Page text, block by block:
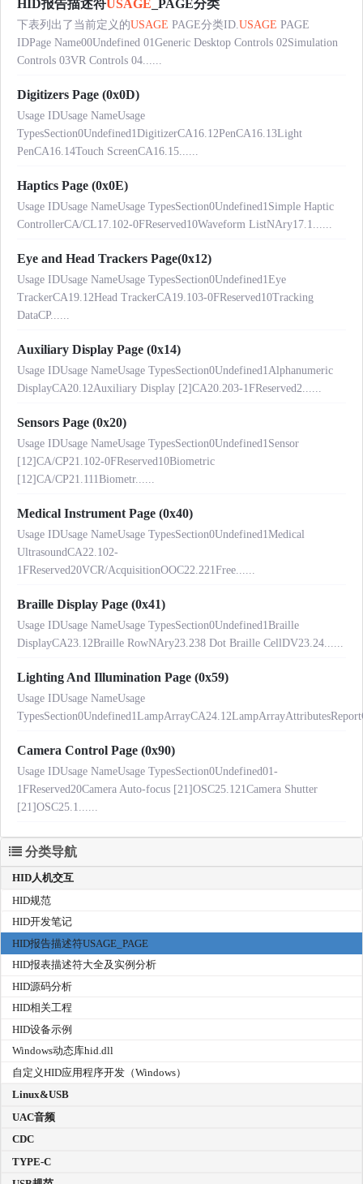
HID报告描述符USAGE _PAGE分类
下表列出了当前定义的USAGE PAGE分类ID.USAGE PAGE
IDPage Name00Undefined 01Generic Desktop Controls 02Simulation
Controls 03VR Controls 04......
Digitizers Page (0x0D)
Usage IDUsage NameUsage
TypesSection0Undefined1DigitizerCA16.12PenCA16.13Light
PenCA16.14Touch ScreenCA16.15......
Haptics Page (0x0E)
Usage IDUsage NameUsage TypesSection0Undefined1Simple Haptic
ControllerCA/CL17.102-0FReserved10Waveform ListNAry17.1......
Eye and Head Trackers Page(0x12)
Usage IDUsage NameUsage TypesSection0Undefined1Eye
TrackerCA19.12Head TrackerCA19.103-0FReserved10Tracking
DataCP......
Auxiliary Display Page (0x14)
Usage IDUsage NameUsage TypesSection0Undefined1Alphanumeric
DisplayCA20.12Auxiliary Display [2]CA20.203-1FReserved2......
Sensors Page (0x20)
Usage IDUsage NameUsage TypesSection0Undefined1Sensor
[12]CA/CP21.102-0FReserved10Biometric
[12]CA/CP21.111Biometr......
Medical Instrument Page (0x40)
Usage IDUsage NameUsage TypesSection0Undefined1Medical
UltrasoundCA22.102-
1FReserved20VCR/AcquisitionOOC22.221Free......
Braille Display Page (0x41)
Usage IDUsage NameUsage TypesSection0Undefined1Braille
DisplayCA23.12Braille RowNAry23.238 Dot Braille CellDV23.24......
Lighting And Illumination Page (0x59)
Usage IDUsage NameUsage
Camera Control Page (0x90)
Usage IDUsage NameUsage TypesSection0Undefined01-
1FReserved20Camera Auto-focus [21]OSC25.121Camera Shutter
[21]OSC25.1......
分类导航
HID人机交互
HID规范
HID开发笔记
HID报告描述符USAGE_PAGE
HID报表描述符大全及实例分析
HID源码分析
HID相关工程
HID设备示例
Windows动态库hid.dll
自定义HID应用程序开发（Windows）
Linux&USB
UAC音频
CDC
TYPE-C